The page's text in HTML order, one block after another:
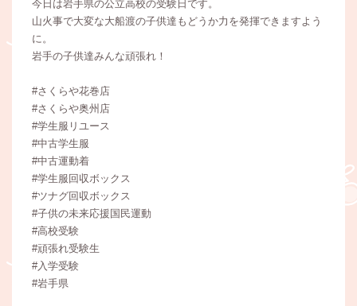
今日は岩手県の公立高校の受験日です。
山火事で大変な大船渡の子供達もどうか力を発揮できますよう
に。
岩手の子供達みんな頑張れ！
#さくらや花巻店
#さくらや奥州店
#学生服リユース
#中古学生服
#中古運動着
#学生服回収ボックス
#ツナグ回収ボックス
#子供の未来応援国民運動
#高校受験
#頑張れ受験生
#入学受験
#岩手県